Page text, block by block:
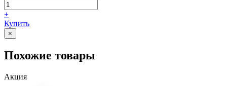
+
Купить
×
Похожие товары
Акция